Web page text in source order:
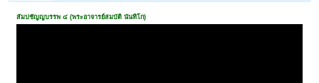
สัมปชัญญบรรพ ๔ (พระอาจารย์สมบัติ นันทิโก)